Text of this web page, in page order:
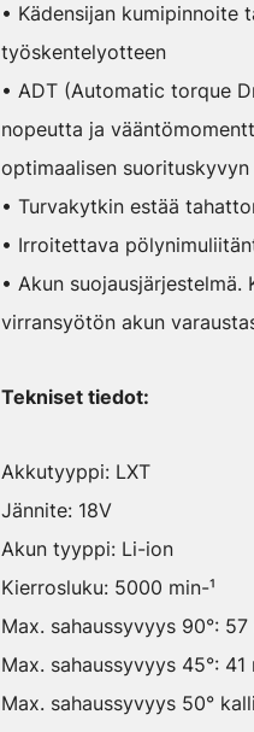
• Kädensijan kumipinnoite
työskentelyotteen
• ADT (Automatic torque
nopeutta ja
optimaalisen
• Turvakytkin estää
• Irroitettava
• Akun
virransyötön akun
Tekniset tiedot:
Akkutyyppi: LXT
Jännite: 18V
Akun tyyppi: Li-ion
Kierrosluku: 5000 min-¹
Max. sahaussyvyys 90°: 57
Max. sahaussyvyys 45°: 41
Max. sahaussyvyys 50°